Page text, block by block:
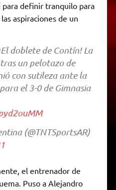
para definir tranquilo para
aspiraciones de un
doblete de Contín! La
un pelotazo de
con sutileza ante la
el 3-0 de Gimnasia
(@TNTSportsAR)
el entrenador de
Puso a Alejandro